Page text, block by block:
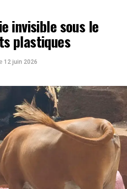
invisible sous le
plastiques
le 12 juin 2026